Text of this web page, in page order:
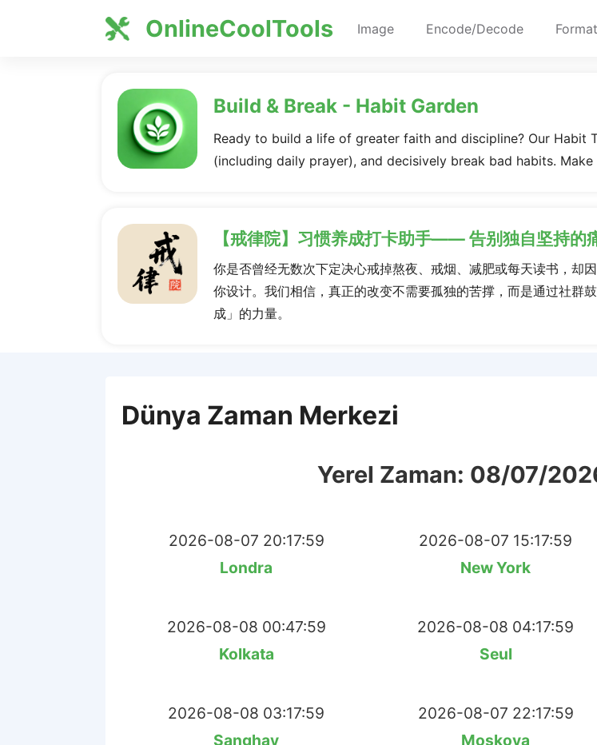
OnlineCoolTools Image Encode/Decode
Build & Break - Habit Garden
Ready to build a life of greater faith and discipline? Our Habit
(including daily prayer), and decisively break bad habits.
【戒律院】习惯养成打卡助手—— 告别独自坚持的
你是否曾经无数次下定决心戒掉熬夜、戒烟、减肥或每天读书，却
你设计。我们相信，真正的改变不需要孤独的苦撑，而是通过社
成」的力量。
Dünya Zaman Merkezi
Yerel Zaman: 08/07/
2026-08-07 20:17:59
Londra
2026-08-07 15:17:59
New York
2026-08-08 00:47:59
Kolkata
2026-08-08 04:17:59
Seul
2026-08-08 03:17:59
Şanghay
2026-08-07 22:17:59
Moskova